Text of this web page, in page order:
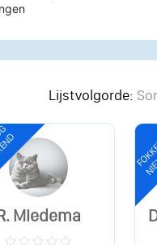
Lijstvolgorde:
Miedema